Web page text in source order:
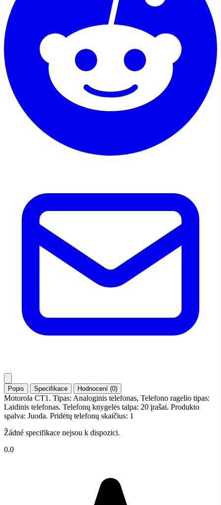
Popis Specifikace Hodnocení (0)
Motorola CT1. Tipas: Analoginis telefonas, Telefono ragelio tipas:
Laidinis telefonas. Telefonų knygelės talpa: 20 įrašai. Produkto
spalva: Juoda. Pridėtų telefonų skaičius: 1
Žádné specifikace nejsou k dispozici.
0.0